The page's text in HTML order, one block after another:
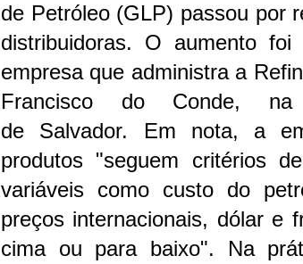
de Petróleo (GLP) passou por
distribuidoras. O aumento foi
empresa que administra a
Francisco do Conde, na
de Salvador. Em nota, a
produtos "seguem critérios
variáveis como custo do
preços internacionais, dólar e
cima ou para baixo". Na